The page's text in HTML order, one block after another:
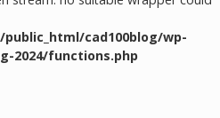
cad100blog/wp-
2024/functions.php